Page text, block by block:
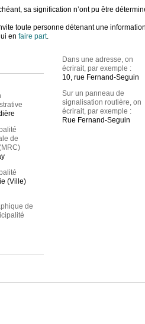
sa signification n’ont pu être
toute personne détenant une
en faire part.
de
(Ville)
de
Dans une adresse, on
écrirait, par exemple :
10, rue Fernand-Seguin
Sur un panneau de
signalisation routière, on
écrirait, par exemple :
Rue Fernand-Seguin